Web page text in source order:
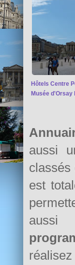
Hôtels Centre
Musée d'Orsay
aussi
est
aussi